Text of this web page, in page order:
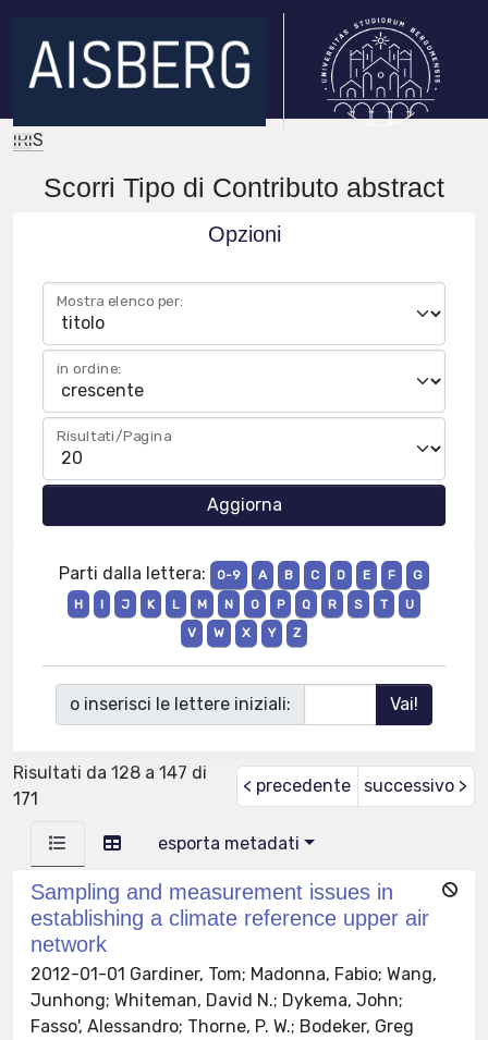
IRIS
Scorri Tipo di Contributo abstract
Opzioni
Mostra elenco per:
in ordine:
Risultati/Pagina
Parti dalla lettera: 0-9 A B C D E F
G
H
I J K L M N O P Q R S T
U
V
W X Y Z
o inserisci le lettere iniziali:
Risultati da 128 a 147 di
171
< precedente successivo >
esporta metadati
Sampling and measurement issues in
establishing a climate reference upper air
network
2012-01-01 Gardiner, Tom; Madonna, Fabio; Wang,
Junhong; Whiteman, David N.; Dykema, John;
Fasso', Alessandro; Thorne, P. W.; Bodeker, Greg